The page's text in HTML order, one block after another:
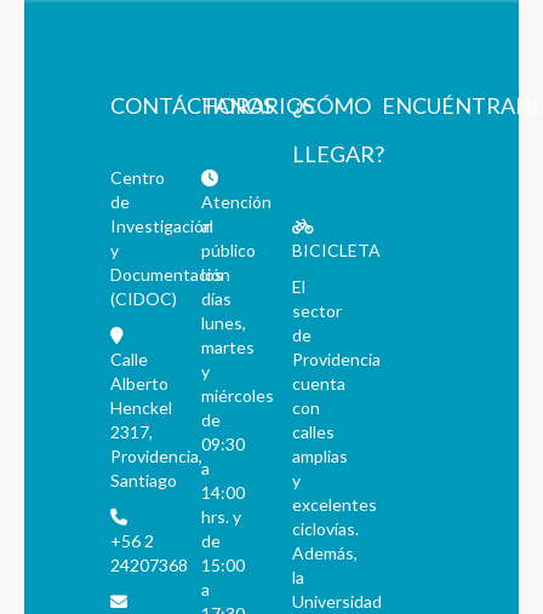
CONTÁCTANOS
Centro
de
Investigación
y
Documentación
(CIDOC)
Calle
Alberto
Henckel
2317,
Providencia,
Santiago
+56 2
24207368
HORARIOS
Atención
al
público
los
días
lunes,
martes
y
miércoles
de
09:30
a
14:00
hrs. y
de
15:00
a
¿CÓMO
LLEGAR?
BICICLETA
El
sector
de
Providencia
cuenta
con
calles
amplias
y
excelentes
ciclovías.
Además,
la
Universidad